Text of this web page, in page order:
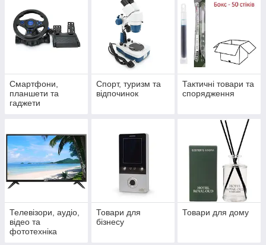
Смартфони,
планшети та
гаджети
Спорт, туризм та
відпочинок
Тактичні товари та
спорядження
Телевізори, аудіо,
відео та
фототехніка
Товари для
бізнесу
Товари для дому